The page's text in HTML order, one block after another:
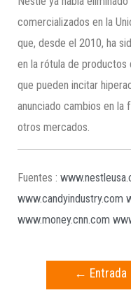
comercializados en la
que, desde el 2010, ha
en la rótula de
que pueden incitar
anunciado cambios en la
otros mercados.
Fuentes :
www.candyindustry.com
www.money.cnn.com
← Entrada